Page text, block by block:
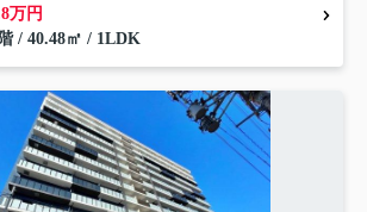
万円
/ 40.48㎡ / 1LDK